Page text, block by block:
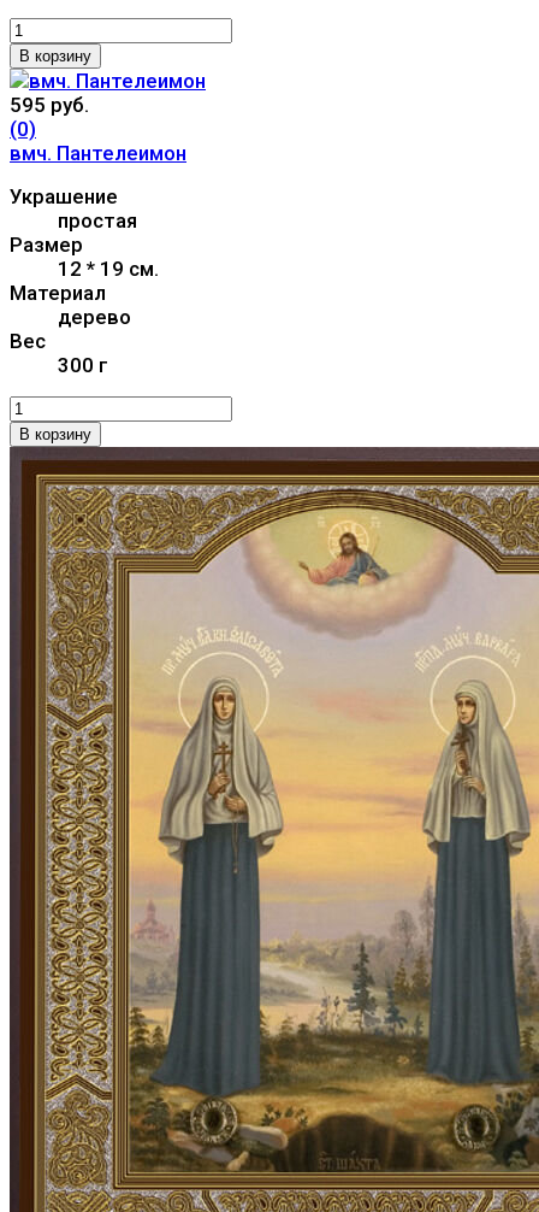
В корзину
595 руб.
(0)
вмч. Пантелеимон
Украшение
простая
Размер
12 * 19 см.
Материал
дерево
Вес
300 г
В корзину